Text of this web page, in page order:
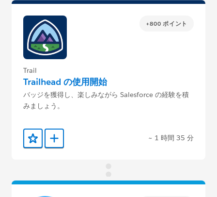
+800 ポイント
Trail
Trailhead の使用開始
バッジを獲得し、楽しみながら Salesforce の経験を積
みましょう。
お気に入りに保存する
Trailmix に追加 ~ 1 時間 35 分